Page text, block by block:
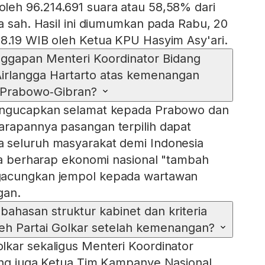
96.214.691 suara atau 58,58% dari
sah. Hasil ini diumumkan pada Rabu, 20
WIB oleh Ketua KPU Hasyim Asy'ari.
Menteri Koordinator Bidang
Hartarto atas kemenangan
selamat kepada Prabowo dan
pasangan terpilih dapat
seluruh masyarakat demi Indonesia
berharap ekonomi nasional "tambah
jempol kepada wartawan
struktur kabinet dan kriteria
Partai Golkar setelah kemenangan?
sekaligus Menteri Koordinator